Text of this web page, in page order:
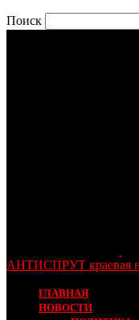
Поиск
АНТИСПРУТ краевая
ГЛАВНАЯ
НОВОСТИ